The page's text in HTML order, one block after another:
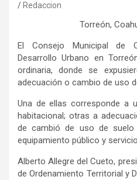
Redaccion
Torreón,
El Consejo Municipal de
Desarrollo Urbano en
ordinaria, donde se expus
adecuación o cambio de uso
Una de ellas corresponde a
habitacional; otras a
de cambió de uso de
equipamiento público y
Alberto Allegre del Cueto, p
de Ordenamiento Territorial y